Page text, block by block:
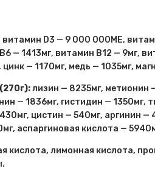
D3 — 9 000 000МЕ,
— 1413мг, витамин В12 — 9мг,
— 1170мг, медь — 1035мг,
лизин — 8235мг, метионин
— 1836мг, гистидин — 1350мг,
цистин — 540мг, аргинин —
аспаргиновая кислота —
кислота, лимонная кислота,